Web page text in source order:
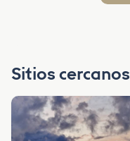
Sitios cercanos